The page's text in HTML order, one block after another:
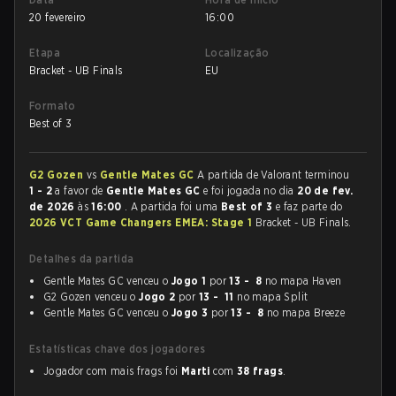
20 fevereiro
16:00
Etapa
Bracket - UB Finals
Localização
EU
Formato
Best of 3
G2 Gozen vs Gentle Mates GCA partida de Valorant terminou
1 - 2 a favor de Gentle Mates GCe foi jogada no dia 20 de fev.
de 2026às16:00 . A partida foi uma Best of 3 e faz parte do
2026 VCT Game Changers EMEA: Stage 1 Bracket - UB Finals.
Detalhes da partida
Gentle Mates GC venceu o Jogo 1 por13 - 8 no mapa Haven
G2 Gozen venceu oJogo 2 por 13 - 11 no mapa Split
Gentle Mates GC venceu o Jogo 3 por13 - 8 no mapa Breeze
Estatísticas chave dos jogadores
Jogador com mais frags foi Marti com 38 frags.